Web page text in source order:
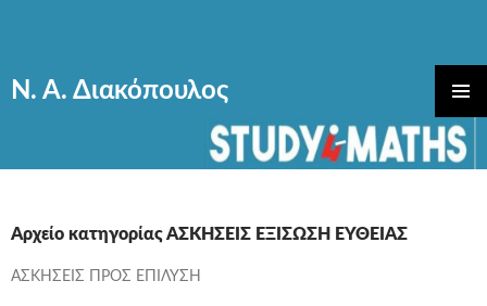
Ν. Α. Διακόπουλος
ΚΎΡΙΟ
ΜΕΝΟΎ
Αρχείο κατηγορίας ΑΣΚΗΣΕΙΣ ΕΞΙΣΩΣΗ ΕΥΘΕΙΑΣ
ΑΣΚΗΣΕΙΣ ΠΡΟΣ ΕΠΙΛΥΣΗ